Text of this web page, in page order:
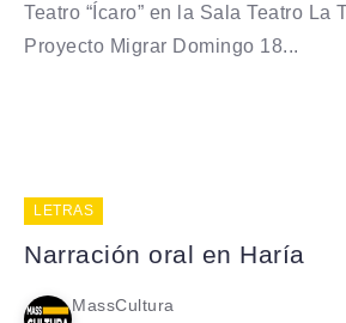
Teatro “Ícaro” en la Sala Teatro La
Proyecto Migrar Domingo 18...
LETRAS
Narración oral en Haría
MassCultura